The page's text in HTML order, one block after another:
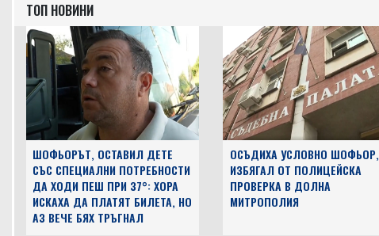
ТОП НОВИНИ
ШОФЬОРЪТ, ОСТАВИЛ ДЕТЕ
СЪС СПЕЦИАЛНИ ПОТРЕБНОСТИ
ДА ХОДИ ПЕШ ПРИ 37°: ХОРА
ИСКАХА ДА ПЛАТЯТ БИЛЕТА, НО
АЗ ВЕЧЕ БЯХ ТРЪГНАЛ
ОСЪДИХА УСЛОВНО ШОФЬОР,
ИЗБЯГАЛ ОТ ПОЛИЦЕЙСКА
ПРОВЕРКА В ДОЛНА
МИТРОПОЛИЯ